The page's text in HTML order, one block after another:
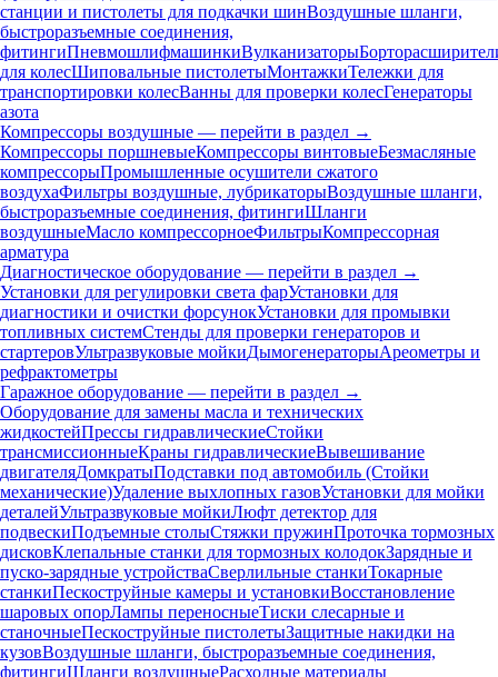
станции и пистолеты для подкачки шинВоздушные шланги,
быстроразъемные соединения,
фитингиПневмошлифмашинкиВулканизаторы
для колесШиповальные пистолетыМонтажкиТележки для
транспортировки колесВанны для проверки колесГенераторы
азота
Компрессоры воздушные — перейти в раздел →
Компрессоры поршневыеКомпрессоры винтовыеБезмасляные
компрессорыПромышленные осушители сжатого
воздухаФильтры воздушные, лубрикаторыВоздушные шланги,
быстроразъемные соединения, фитингиШланги
воздушныеМасло компрессорноеФильтрыКомпрессорная
арматура
Диагностическое оборудование — перейти в раздел →
Установки для регулировки света фарУстановки для
диагностики и очистки форсунокУстановки для промывки
топливных системСтенды для проверки генераторов и
стартеровУльтразвуковые мойкиДымогенераторыАреометры и
рефрактометры
Гаражное оборудование — перейти в раздел →
Оборудование для замены масла и технических
жидкостейПрессы гидравлическиеСтойки
трансмиссионныеКраны гидравлическиеВывешивание
двигателяДомкратыПодставки под автомобиль (Стойки
механические)Удаление выхлопных газовУстановки для мойки
деталейУльтразвуковые мойкиЛюфт детектор для
подвескиПодъемные столыСтяжки пружинПроточка тормозных
дисковКлепальные станки для тормозных колодокЗарядные и
пуско-зарядные устройстваСверлильные станкиТокарные
станкиПескоструйные камеры и установкиВосстановление
шаровых опорЛампы переносныеТиски слесарные и
станочныеПескоструйные пистолетыЗащитные накидки на
кузовВоздушные шланги, быстроразъемные соединения,
фитингиШланги воздушныеРасходные материалы